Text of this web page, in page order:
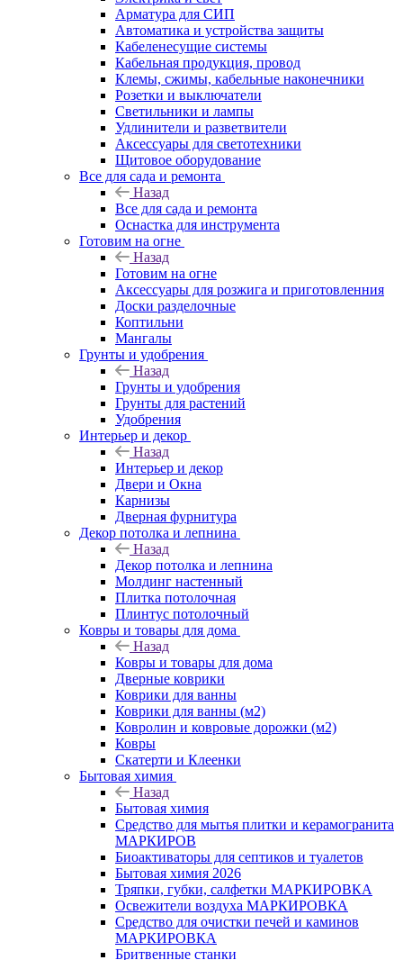
Арматура для СИП
Автоматика и устройства защиты
Кабеленесущие системы
Кабельная продукция, провод
Клемы, сжимы, кабельные наконечники
Розетки и выключатели
Светильники и лампы
Удлинители и разветвители
Аксессуары для светотехники
Щитовое оборудование
Все для сада и ремонта
Назад
Все для сада и ремонта
Оснастка для инструмента
Готовим на огне
Назад
Готовим на огне
Аксессуары для розжига и приготовленния
Доски разделочные
Коптильни
Мангалы
Грунты и удобрения
Назад
Грунты и удобрения
Грунты для растений
Удобрения
Интерьер и декор
Назад
Интерьер и декор
Двери и Окна
Карнизы
Дверная фурнитура
Декор потолка и лепнина
Назад
Декор потолка и лепнина
Молдинг настенный
Плитка потолочная
Плинтус потолочный
Ковры и товары для дома
Назад
Ковры и товары для дома
Дверные коврики
Коврики для ванны
Коврики для ванны (м2)
Ковролин и ковровые дорожки (м2)
Ковры
Скатерти и Клеенки
Бытовая химия
Назад
Бытовая химия
Средство для мытья плитки и керамогранита
МАРКИРОВ
Биоактиваторы для септиков и туалетов
Бытовая химия 2026
Тряпки, губки, салфетки МАРКИРОВКА
Освежители воздуха МАРКИРОВКА
Средство для очистки печей и каминов
МАРКИРОВКА
Бритвенные станки